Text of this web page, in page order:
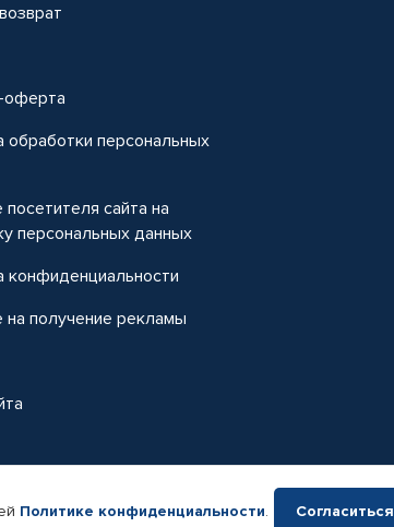
обработки персональных
посетителя сайта на
персональных данных
конфиденциальности
на получение рекламы
Политике конфиденциальности. Согласиться